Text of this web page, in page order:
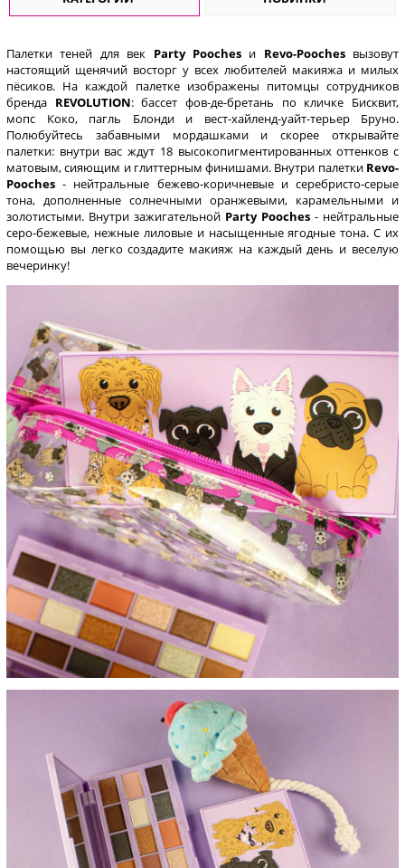
Палетки теней для век Party Poochesи Revo-Poochesвызовут
настоящий щенячий восторг у всех любителей макияжа и милых
пёсиков. На каждой палетке изображены питомцы сотрудников
бренда REVOLUTION: бассет фов-де-бретань по кличке Бисквит,
мопс Коко, пагль Блонди и вест-хайленд-уайт-терьер Бруно.
Полюбуйтесь забавными мордашками и скорее открывайте
палетки: внутри вас ждут 18 высокопигментированных оттенков с
матовым, сияющим и глиттерным финишами. Внутри палетки Revo-
Pooches - нейтральные бежево-коричневые и серебристо-серые
тона, дополненные солнечными оранжевыми, карамельными и
золотистыми. Внутри зажигательной Party Pooches - нейтральные
серо-бежевые, нежные лиловые и насыщенные ягодные тона. С их
помощью вы легко создадите макияж на каждый день и веселую
вечеринку!